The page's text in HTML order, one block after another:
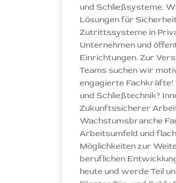
und Schließsysteme.
Lösungen für
Zutrittssysteme in
Unternehmen und
Einrichtungen. Zur
Teams suchen wir
engagierte
und Schließtechnik?
Zukunftssicherer
Wachstumsbranche
Arbeitsumfeld und
Möglichkeiten zur
beruflichen
heute und werde Teil